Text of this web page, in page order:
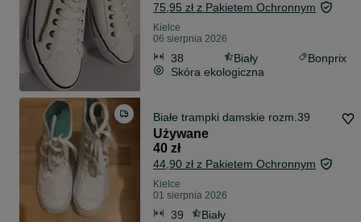
75,95 zł z Pakietem Ochronnym
Kielce
06 sierpnia 2026
38 Biały
Bonprix
Skóra ekologiczna
Białe trampki damskie rozm.39
Używane
40 zł
44,90 zł z Pakietem Ochronnym
Kielce
01 sierpnia 2026
39 Biały